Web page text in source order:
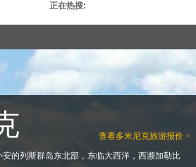
正在热搜:
查看多米尼克旅游报价 >
的列斯群岛东北部，东临大西洋，西濒加勒比